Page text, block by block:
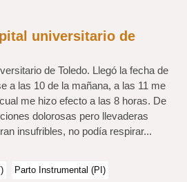
universitario de
de Toledo. Llegó la fecha de
a las 10 de la mañana, a las 11 me
me hizo efecto a las 8 horas. De
dolorosas pero llevaderas
insufribles, no podía respirar...
Parto Instrumental (PI)